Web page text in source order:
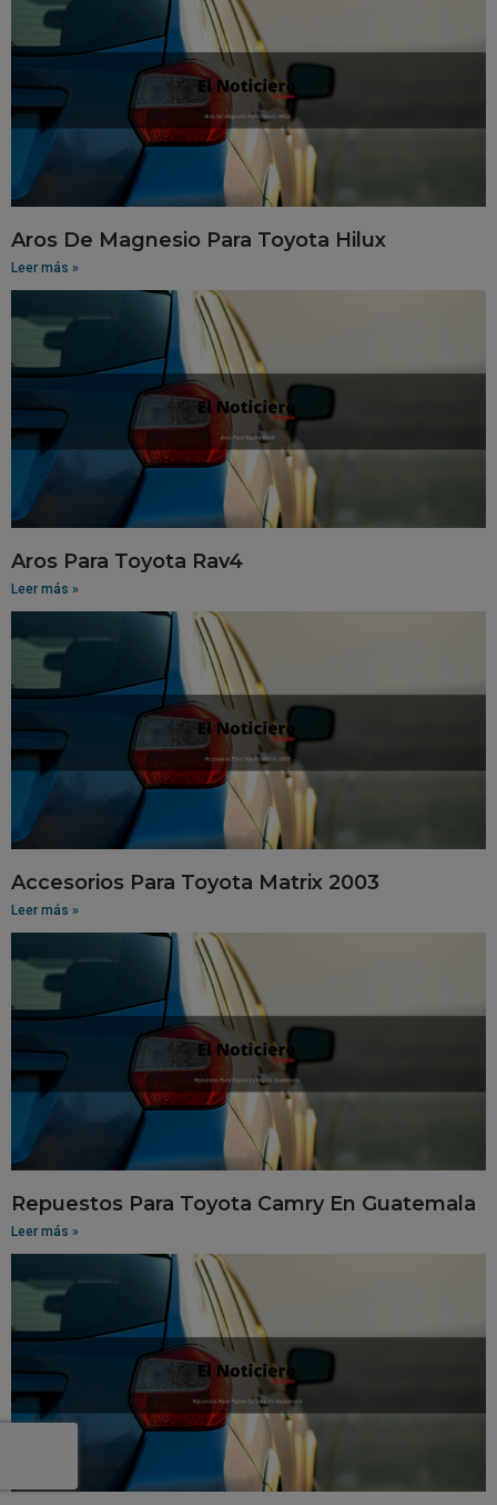
Aros De Magnesio Para Toyota Hilux
Leer más »
Aros Para Toyota Rav4
Leer más »
Accesorios Para Toyota Matrix 2003
Leer más »
Repuestos Para Toyota Camry En Guatemala
Leer más »